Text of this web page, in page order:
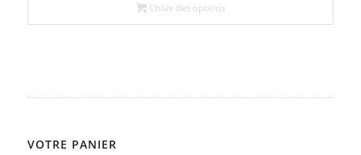
Choix des options
VOTRE PANIER